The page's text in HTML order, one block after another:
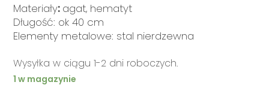
Materiały: agat, hematyt
Długość: ok 40 cm
Elementy metalowe: stal nierdzewna
Wysyłka w ciągu 1-2 dni roboczych.
1 w magazynie